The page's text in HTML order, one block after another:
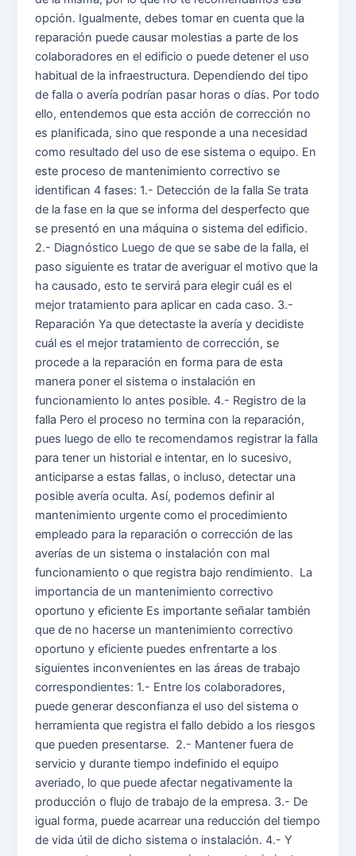
opción. Igualmente, debes tomar en cuenta que la
reparación puede causar molestias a parte de los
colaboradores en el edificio o puede detener el uso
habitual de la infraestructura. Dependiendo del tipo
de falla o avería podrían pasar horas o días. Por todo
ello, entendemos que esta acción de corrección no
es planificada, sino que responde a una necesidad
como resultado del uso de ese sistema o equipo. En
este proceso de mantenimiento correctivo se
identifican 4 fases: 1.- Detección de la falla Se trata
de la fase en la que se informa del desperfecto que
se presentó en una máquina o sistema del edificio.
2.- Diagnóstico Luego de que se sabe de la falla, el
paso siguiente es tratar de averiguar el motivo que la
ha causado, esto te servirá para elegir cuál es el
mejor tratamiento para aplicar en cada caso. 3.-
Reparación Ya que detectaste la avería y decidiste
cuál es el mejor tratamiento de corrección, se
procede a la reparación en forma para de esta
manera poner el sistema o instalación en
funcionamiento lo antes posible. 4.- Registro de la
falla Pero el proceso no termina con la reparación,
pues luego de ello te recomendamos registrar la falla
para tener un historial e intentar, en lo sucesivo,
anticiparse a estas fallas, o incluso, detectar una
posible avería oculta. Así, podemos definir al
mantenimiento urgente como el procedimiento
empleado para la reparación o corrección de las
averías de un sistema o instalación con mal
funcionamiento o que registra bajo rendimiento. La
importancia de un mantenimiento correctivo
oportuno y eficiente Es importante señalar también
que de no hacerse un mantenimiento correctivo
oportuno y eficiente puedes enfrentarte a los
siguientes inconvenientes en las áreas de trabajo
correspondientes: 1.- Entre los colaboradores,
puede generar desconfianza el uso del sistema o
herramienta que registra el fallo debido a los riesgos
que pueden presentarse. 2.- Mantener fuera de
servicio y durante tiempo indefinido el equipo
averiado, lo que puede afectar negativamente la
producción o flujo de trabajo de la empresa. 3.- De
igual forma, puede acarrear una reducción del tiempo
de vida útil de dicho sistema o instalación. 4.- Y